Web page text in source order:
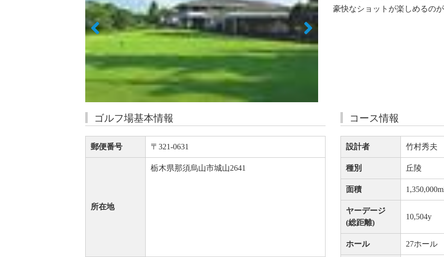
豪快なショットが楽しめるの
ゴルフ場基本情報
郵便番号 〒321-0631
所在地
栃木県那須烏山市城山2641
コース情報
設計者 竹村秀夫
種別 丘陵
面積 1,350,000m
ヤーデージ
(総距離)
10,504y
ホール 27ホール